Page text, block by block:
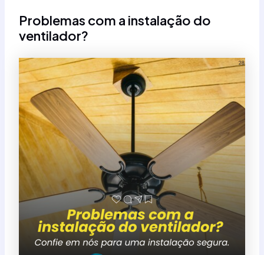
Problemas com a instalação do
ventilador?